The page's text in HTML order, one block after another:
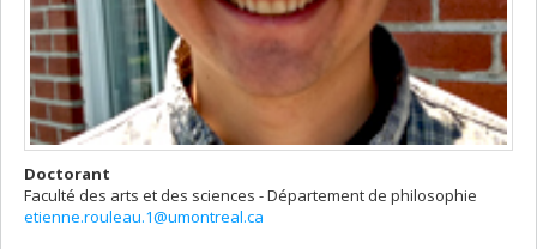
Doctorant
Faculté des arts et des sciences - Département de philosophie
etienne.rouleau.1@umontreal.ca